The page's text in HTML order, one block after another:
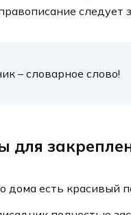
следует
– словарное слово!
для
дома есть красивый